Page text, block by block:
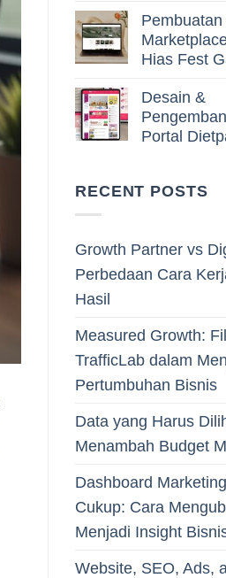
Hias Fest
Desain &
Portal
RECENT POSTS
Growth Partner vs
Perbedaan Cara
Hasil
Measured Growth:
TrafficLab dalam
Pertumbuhan Bisnis
Data yang Harus
Menambah Budget
Dashboard
Cukup: Cara
Menjadi Insight
Website, SEO, Ads,